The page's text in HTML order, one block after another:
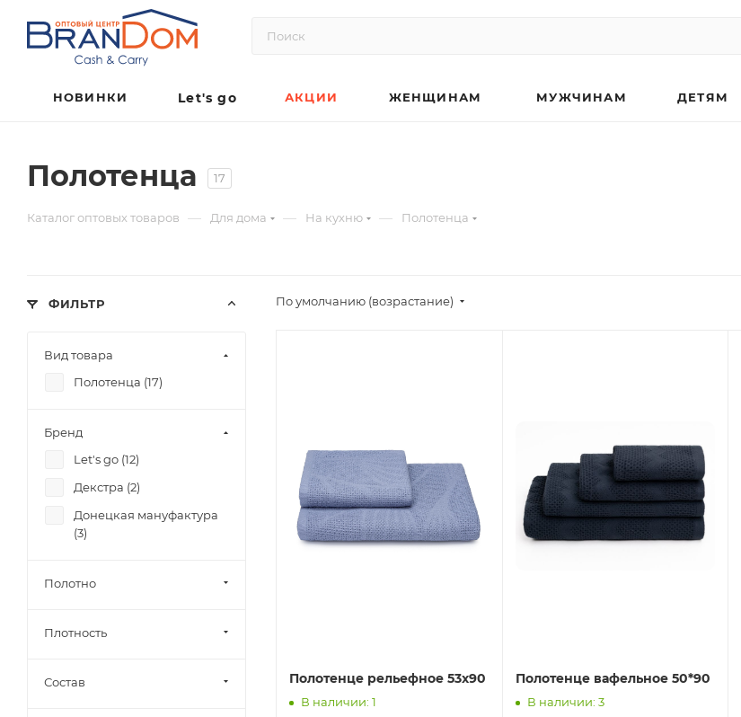
НОВИНКИ Let's go АКЦИИ ЖЕНЩИНАМ МУЖЧИНАМ ДЕТЯМ
Полотенца 17
Каталог оптовых товаров — Для дома — На кухню — Полотенца
По умолчанию (возрастание)
Полотенце рельефное 53х90
В наличии: 1
Полотенце вафельное 50*90
В наличии: 3
ФИЛЬТР
Вид товара
Полотенца (17)
Бренд
Let's go (12)
Декстра (2)
Донецкая мануфактура
(3)
Полотно
Плотность
Состав